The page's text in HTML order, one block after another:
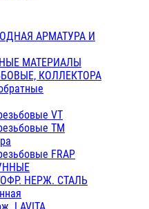
АРМАТУРА И
МАТЕРИАЛЫ
КОЛЛЕКТОРА
VT
ТМ
FRAP
НЕРЖ. СТАЛЬ